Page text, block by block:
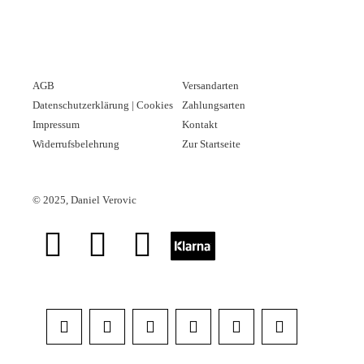
AGB
Datenschutzerklärung | Cookies
Impressum
Widerrufsbelehrung
Versandarten
Zahlungsarten
Kontakt
Zur Startseite
© 2025, Daniel Verovic